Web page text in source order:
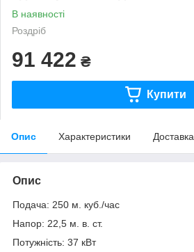
В наявності
Роздріб
91 422 ₴
Купити
Опис Характеристики Доставка
Опис
Подача: 250 м. куб./час
Напор: 22,5 м. в. ст.
Потужність: 37 кВт